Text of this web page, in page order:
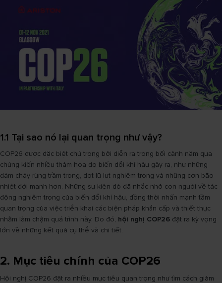
1.1 Tại sao nó lại quan trọng như vậy?
COP26 được đặc biệt chú trọng bởi diễn ra trong bối cảnh năm qua
chứng kiến nhiều thảm họa do biến đổi khí hậu gây ra, như những
đám cháy rừng trầm trọng, đợt lũ lụt nghiêm trọng và những cơn bão
nhiệt đới mạnh hơn. Những sự kiện đó đã nhắc nhở con người về tác
động nghiêm trọng của biến đổi khí hậu, đồng thời nhấn mạnh tầm
quan trọng của việc triển khai các biện pháp khẩn cấp và thiết thực
nhằm làm chậm quá trình này. Do đó, hội nghị COP26 đặt ra kỳ vọng
lớn về những kết quả cụ thể và chi tiết.
2. Mục tiêu chính của COP26
Hội nghị COP26 đặt ra nhiều mục tiêu quan trọng như tìm cách giảm